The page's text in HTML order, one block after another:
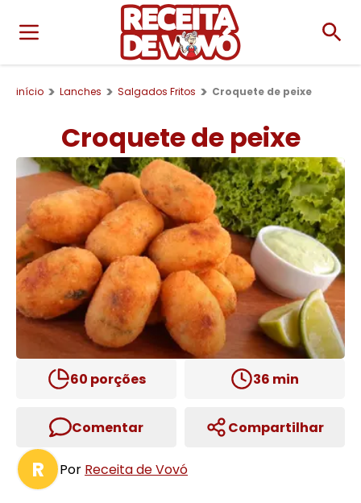
início Lanches Salgados Fritos Croquete de peixe
Croquete de peixe
60 porções 36 min
Comentar Compartilhar
R Por Receita de Vovó